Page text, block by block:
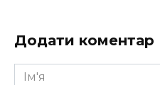
Додати коментар
Ім'я